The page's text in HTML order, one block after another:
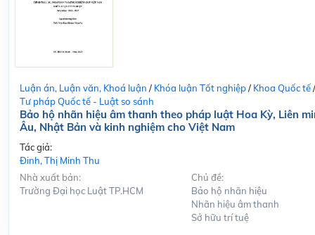
Luận án, Luận văn, Khoá luận / Khóa luận Tốt nghiệp/ Khoa Quốc tế/
Tư pháp Quốc tế - Luật so sánh
Bảo hộ nhãn hiệu âm thanh theo pháp luật Hoa Kỳ, Liên
Âu, Nhật Bản và kinh nghiệm cho Việt Nam
Tác giả:
Đinh, Thị Minh Thu
Nhà xuất bản:
Trường Đại học Luật TP.HCM
Chủ đề:
Bảo hộ nhãn hiệu
Nhãn hiệu âm thanh
Sở hữu trí tuệ